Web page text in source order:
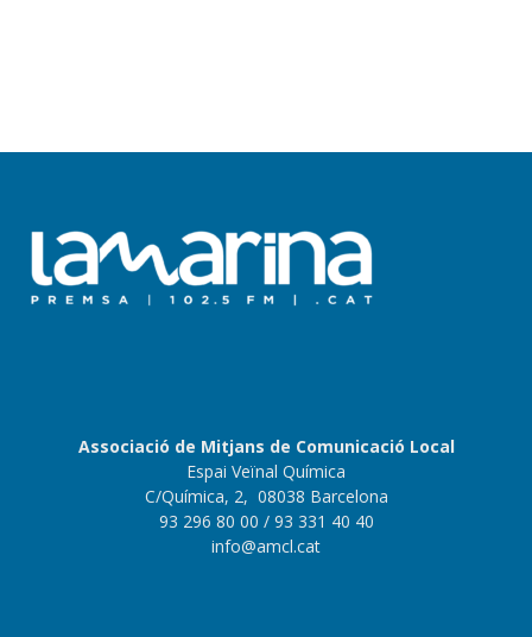
Associació de Mitjans de Comunicació Local
Espai Veïnal Química
C/Química, 2, 08038 Barcelona
93 296 80 00 / 93 331 40 40
info@amcl.cat